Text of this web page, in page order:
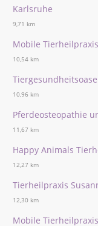
Karlsruhe
9,71 km
Mobile
10,54 km
10,96 km
Pferdeosteopathie
11,67 km
Happy Animals
12,27 km
Tierheilpraxis
12,30 km
Mobile